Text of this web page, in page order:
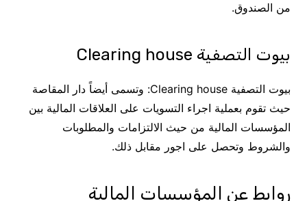
من الصندوق.
بيوت التصفية Clearing house
بيوت التصفية Clearing house: وتسمى أيضاً دار المقاصة
حيث تقوم بعملية اجراء التسويات على العلاقات المالية بين
المؤسسات المالية من حيث الالتزامات والمطلوبات
والشروط وتحصل على اجور مقابل ذلك.
روابط عن المؤسسات المالية